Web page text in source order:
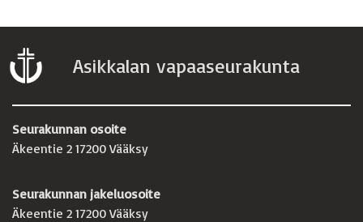
Asikkalan vapaaseurakunta
Seurakunnan osoite
Äkeentie 2 17200 Vääksy
Seurakunnan jakeluosoite
Äkeentie 2 17200 Vääksy